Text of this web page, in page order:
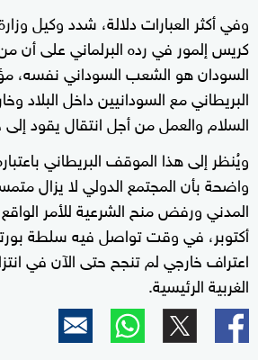
وفي أكثر العبارات دلالة، شدد وكيل
كريس إلمور في رده البرلماني على أن
السودان هو الشعب السوداني نفسه،
البريطاني مع السودانيين داخل البلاد
السلام والعمل من أجل انتقال يقود
ويُنظر إلى هذا الموقف البريطاني
واضحة بأن المجتمع الدولي لا يزال
المدني ورفض منح الشرعية للأمر
أكتوبر، في وقت تواصل فيه سلطة
اعتراف خارجي لم تنجح حتى الآن في
الغربية الرئيسية.